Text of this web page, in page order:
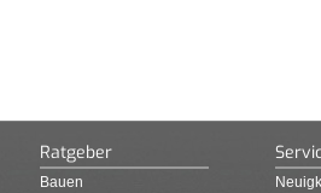
Ratgeber
Bauen